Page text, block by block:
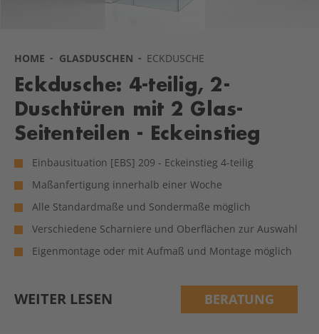
HOME GLASDUSCHEN ECKDUSCHE
Eckdusche: 4-teilig, 2-
Duschtüren mit 2 Glas-
Seitenteilen - Eckeinstieg
Einbausituation [EBS] 209 - Eckeinstieg 4-teilig
Maßanfertigung innerhalb einer Woche
Alle Standardmaße und Sondermaße möglich
Verschiedene Scharniere und Oberflächen zur Auswahl
Eigenmontage oder mit Aufmaß und Montage möglich
WEITER LESEN BERATUNG